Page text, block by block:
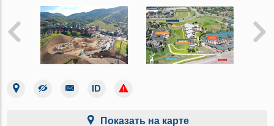
Показать на карте